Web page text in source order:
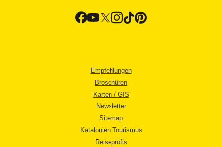
Empfehlungen
Broschüren
Karten / GIS
Newsletter
Sitemap
Katalonien Tourismus
Reiseprofis